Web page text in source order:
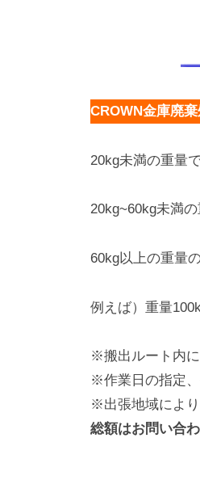
CROWN金庫廃
20kg未満の重量
20kg~60kg未満
60kg以上の重量
例えば）重量
※搬出ルート内に
※作業日の指定、
※出張地域により
総額はお問い合